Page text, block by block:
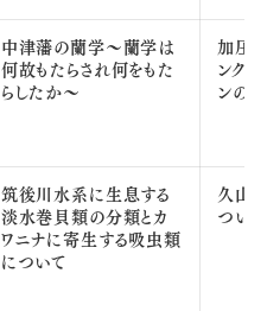
中津藩の蘭学～蘭学は
何故もたらされ何をもた
らしたか～
加圧
ンク
ンの
筑後川水系に生息する
淡水巻貝類の分類とカ
ワニナに寄生する吸虫類
について
久山
ついて